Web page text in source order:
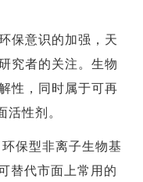
保意识的加强，天
究者的关注。生物
性，同时属于可再
活性剂。
保型非离子生物基
替代市面上常用的